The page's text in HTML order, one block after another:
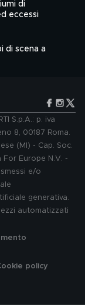
di
eccessi
di scena a
S.p.A.: p. iva
8, 00187 Roma.
(MI) - Cap. Soc.
Europe N.V. -
e/o
generativa.
automatizzati
policy